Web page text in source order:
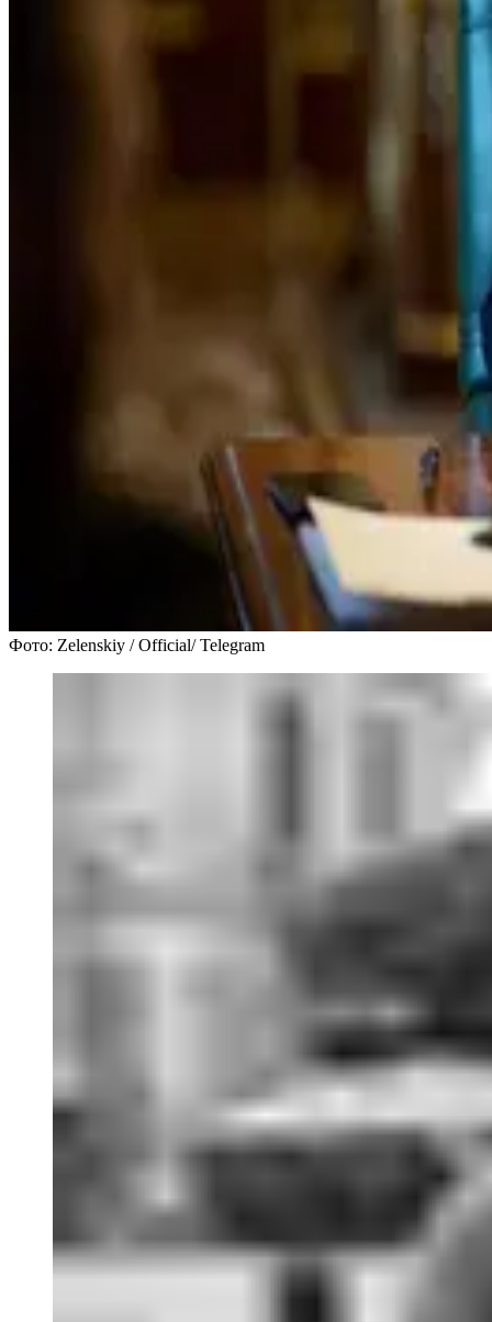
Фото: Zelenskiy / Official/ Telegram